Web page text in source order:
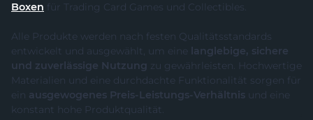
Boxen für Trading Card Games und Collectibles.
Alle Produkte werden nach festen Qualitätsstandards
entwickelt und ausgewählt, um eine langlebige, sichere
und zuverlässige Nutzung zu gewährleisten. Hochwertige
Materialien und eine durchdachte Funktionalität sorgen für
ein ausgewogenes Preis-Leistungs-Verhältnis und eine
konstant hohe Produktqualität.